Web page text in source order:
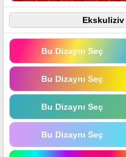
Ekskuliziv
Bu Dizaynı Seç
Bu Dizaynı Seç
Bu Dizaynı Seç
Bu Dizaynı Seç